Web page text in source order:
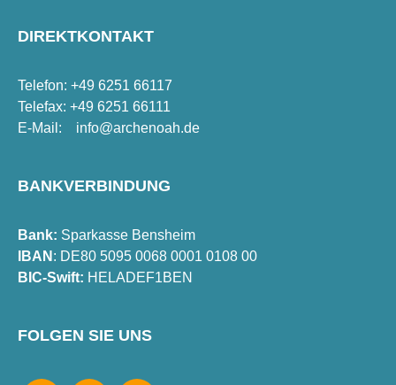
DIREKTKONTAKT
Telefon: +49 6251 66117
Telefax: +49 6251 66111
E-Mail: info@archenoah.de
BANKVERBINDUNG
Bank: Sparkasse Bensheim
IBAN : DE80 5095 0068 0001 0108 00
BIC-Swift: HELADEF1BEN
FOLGEN SIE UNS